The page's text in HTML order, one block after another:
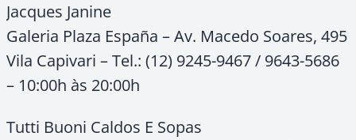
Jacques Janine
Galeria Plaza España – Av. Macedo Soares, 495
Vila Capivari – Tel.: (12) 9245-9467 / 9643-5686
– 10:00h às 20:00h
Tutti Buoni Caldos E Sopas